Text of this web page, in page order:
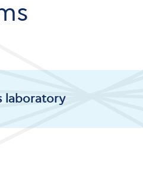
laboratory